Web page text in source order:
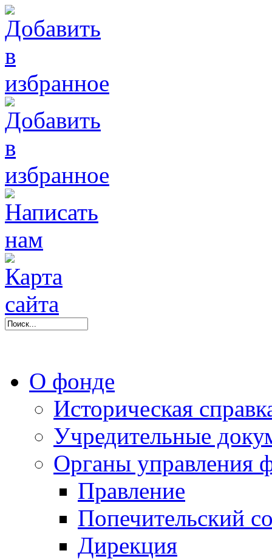
О фонде
Историческая
Учредительные
Органы управления
Правление
Попечительский
Дирекция